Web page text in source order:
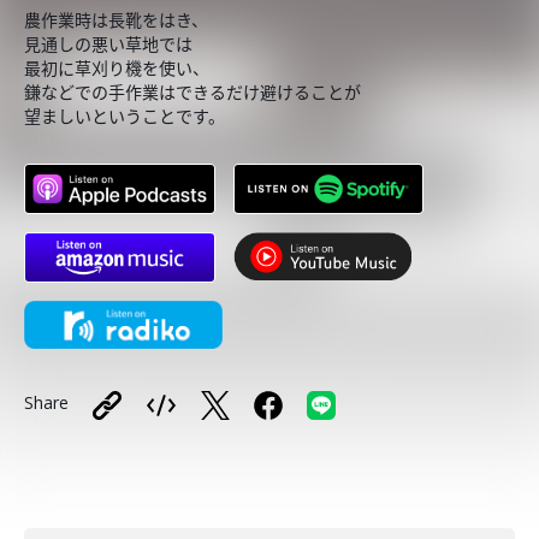
農作業時は長靴をはき、
見通しの悪い草地では
最初に草刈り機を使い、
鎌などでの手作業はできるだけ避けることが
望ましいということです。
Share